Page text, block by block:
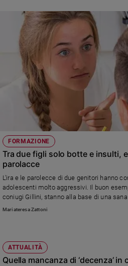
FORMAZIONE
Tra due figli solo botte e insulti,
parolacce
L'ira e le parolecce di due genitori hanno
adolescenti molto aggressivi. Il buon esempio e il clima sereno, spiegano i
coniugi Gillini, stanno alla base di una
Mariateresa Zattoni
ATTUALITÀ
Quella mancanza di ‘decenza’ in